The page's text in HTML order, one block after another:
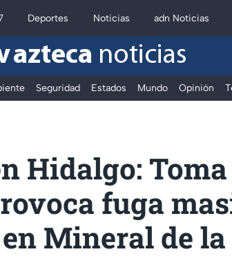
Deportes Noticias adn Noticias
azteca noticias
Seguridad Estados Mundo Opinión
Hidalgo: Toma
fuga
Mineral de la